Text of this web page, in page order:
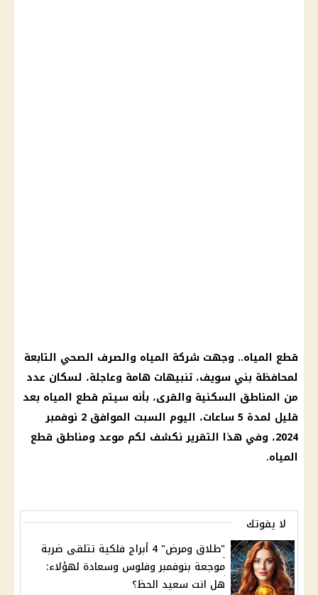
قطع المياه.. وجهت شركة المياه والصرف الصحي التابعة
لمحافظة بني سويف، تنبيهات هامة وعاجلة، لسكان عدد
من المناطق السكنية والقرى، بأنه سيتم قطع المياه بعد
قليل لمدة 5 ساعات، اليوم السبت الموافق 2 نوفمبر
2024، وفي هذا التقرير نكشف لكم موعد ومناطق قطع
المياه.
لا يفوتك
"طلاق ومرض" 4 أبراج فلكية تتلقى ضربة
موجعة بنوفمبر وفلوس وسعادة لهؤلاء:
هل انت سعيد الحظ؟